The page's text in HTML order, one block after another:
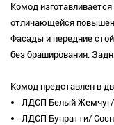
Комод
отличающейся
Фасады и передние
без браширования.
Комод представлен в
ЛДСП Белый Жемчуг/
ЛДСП Бунратти/